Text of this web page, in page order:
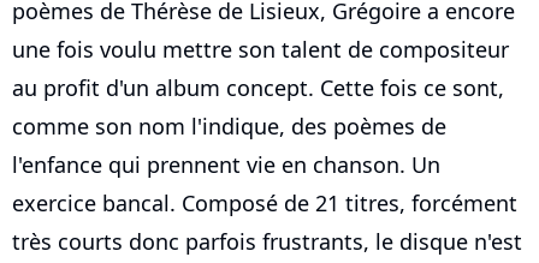
poèmes de Thérèse de Lisieux, Grégoire a encore
une fois voulu mettre son talent de compositeur
au profit d'un album concept. Cette fois ce sont,
comme son nom l'indique, des poèmes de
l'enfance qui prennent vie en chanson. Un
exercice bancal. Composé de 21 titres, forcément
très courts donc parfois frustrants, le disque n'est